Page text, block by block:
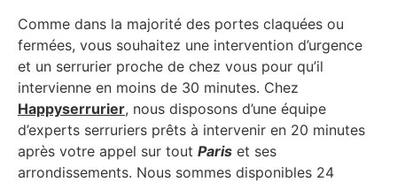
Comme dans la majorité des portes claquées ou
fermées, vous souhaitez une intervention d’urgence
et un serrurier proche de chez vous pour qu’il
intervienne en moins de 30 minutes. Chez
Happyserrurier, nous disposons d’une équipe
d’experts serruriers prêts à intervenir en 20 minutes
après votre appel sur tout Paris et ses
arrondissements. Nous sommes disponibles 24